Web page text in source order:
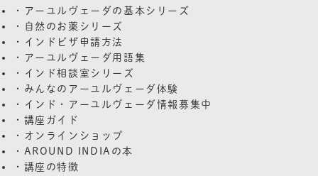
・アーユルヴェーダの基本シリーズ
・自然のお薬シリーズ
・インドビザ申請方法
・アーユルヴェーダ用語集
・インド相談室シリーズ
・みんなのアーユルヴェーダ体験
・インド・アーユルヴェーダ情報募集中
・講座ガイド
・オンラインショップ
・AROUND INDIAの本
・講座の特徴